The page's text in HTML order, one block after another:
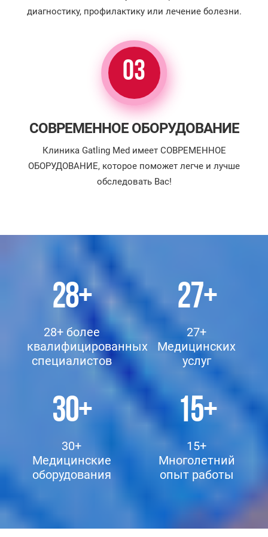
диагностику, профилактику или лечение болезни.
03
СОВРЕМЕННОЕ ОБОРУДОВАНИЕ
Клиника Gatling Med имеет СОВРЕМЕННОЕ
ОБОРУДОВАНИЕ, которое поможет легче и лучше
обследовать Вас!
28+
28+ более
квалифицированных
специалистов
27+
27+
Медицинских
услуг
30+
30+
Медицинские
оборудования
15+
15+
Многолетний
опыт работы